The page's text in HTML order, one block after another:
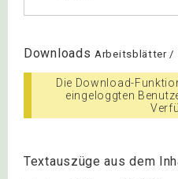
Downloads Arbeitsblätter /
Die Download-
eingeloggten
Textauszüge aus dem